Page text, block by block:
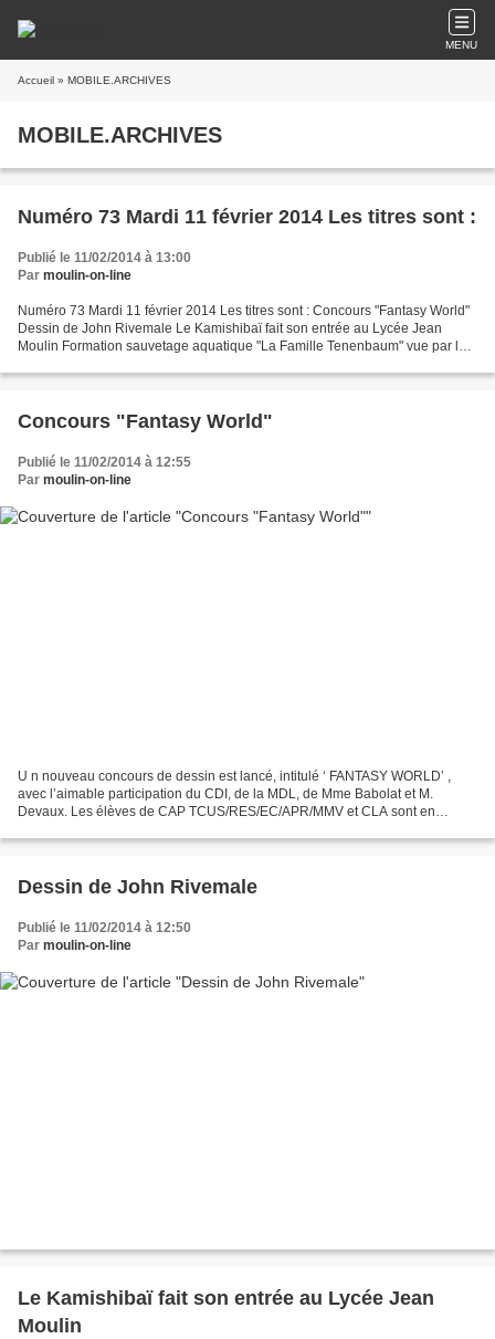
MENU
Accueil » MOBILE.ARCHIVES
MOBILE.ARCHIVES
Numéro 73 Mardi 11 février 2014 Les titres sont :
Publié le 11/02/2014 à 13:00
Par moulin-on-line
Numéro 73 Mardi 11 février 2014 Les titres sont : Concours "Fantasy World"
Dessin de John Rivemale Le Kamishibaï fait son entrée au Lycée Jean
Moulin Formation sauvetage aquatique "La Famille Tenenbaum" vue par les
Concours "Fantasy World"
Publié le 11/02/2014 à 12:55
Par moulin-on-line
U n nouveau concours de dessin est lancé, intitulé ‘ FANTASY WORLD’ ,
avec l’aimable participation du CDI, de la MDL, de Mme Babolat et M.
Devaux. Les élèves de CAP TCUS/RES/EC/APR/MMV et CLA sont en
Dessin de John Rivemale
Publié le 11/02/2014 à 12:50
Par moulin-on-line
Le Kamishibaï fait son entrée au Lycée Jean
Moulin